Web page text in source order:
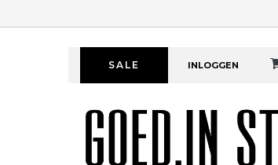
SALE INLOGGEN